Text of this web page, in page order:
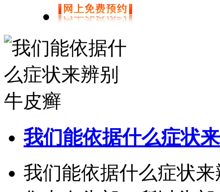
我们能依据什么症状
我们能依据什么症状